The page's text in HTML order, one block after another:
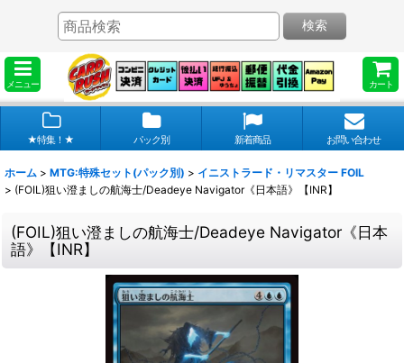
メニュー カート
検索
★特集！★ パック別 新着商品 お問い合わせ
ホーム > MTG:特殊セット(パック別) > イニストラード・リマスター FOIL
> (FOIL)狙い澄ましの航海士/Deadeye Navigator《日本語》【INR】
(FOIL)狙い澄ましの航海士/Deadeye Navigator《日本
語》【INR】